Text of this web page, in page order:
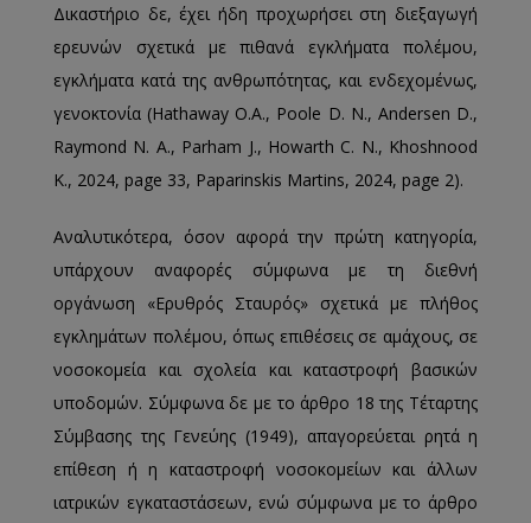
Δικαστήριο δε, έχει ήδη προχωρήσει στη διεξαγωγή
ερευνών σχετικά με πιθανά εγκλήματα πολέμου,
εγκλήματα κατά της ανθρωπότητας, και ενδεχομένως,
γενοκτονία (Hathaway O.A., Poole D. N., Andersen D.,
Raymond N. A., Parham J., Howarth C. N., Khoshnood
K., 2024, page 33, Paparinskis Martins, 2024, page 2).
Αναλυτικότερα, όσον αφορά την πρώτη κατηγορία,
υπάρχουν αναφορές σύμφωνα με τη διεθνή
οργάνωση «Ερυθρός Σταυρός» σχετικά με πλήθος
εγκλημάτων πολέμου, όπως επιθέσεις σε αμάχους, σε
νοσοκομεία και σχολεία και καταστροφή βασικών
υποδομών. Σύμφωνα δε με το άρθρο 18 της Τέταρτης
Σύμβασης της Γενεύης (1949), απαγορεύεται ρητά η
επίθεση ή η καταστροφή νοσοκομείων και άλλων
ιατρικών εγκαταστάσεων, ενώ σύμφωνα με το άρθρο